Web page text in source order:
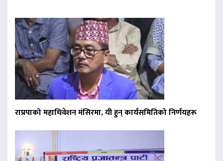
राप्रपाको महाधिवेशन मंसिरमा, यी हुन् कार्यसमितिको निर्णयहरू